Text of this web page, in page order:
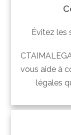
Évitez les
vous aide à
légales